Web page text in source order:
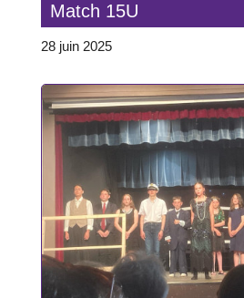
Match 15U
28 juin 2025